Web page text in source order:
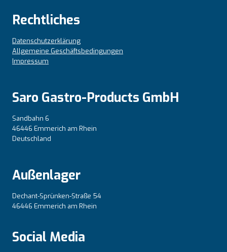
Rechtliches
Datenschutzerklärung
Allgemeine Geschäftsbedingungen
Impressum
Saro Gastro-Products GmbH
Sandbahn 6
46446 Emmerich am Rhein
Deutschland
Außenlager
Dechant-Sprünken-Straße 54
46446 Emmerich am Rhein
Social Media